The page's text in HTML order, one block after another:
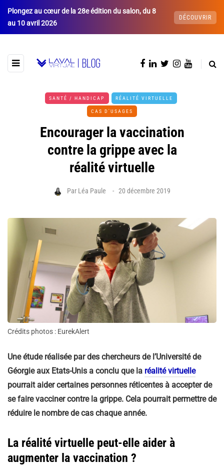
Plongez au cœur de la 28e édition du salon, du 8
au 10 avril 2026
DÉCOUVRIR
SANTÉ / HANDICAP RÉALITÉ VIRTUELLE
CAS D'USAGES
Encourager la vaccination
contre la grippe avec la
réalité virtuelle
Par Léa Paule 20 décembre 2019
Crédits photos : EurekAlert
Une étude réalisée par des chercheurs de l’Université de
Géorgie aux Etats-Unis a conclu que la réalité virtuelle
pourrait aider certaines personnes réticentes à accepter de
se faire vacciner contre la grippe. Cela pourrait permettre de
réduire le nombre de cas chaque année.
La réalité virtuelle peut-elle aider à
augmenter la vaccination ?